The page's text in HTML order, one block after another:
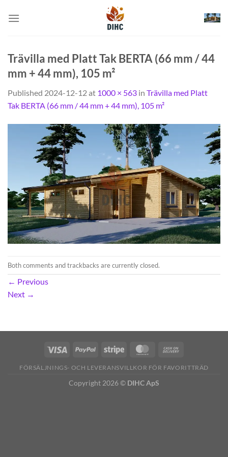
Trävilla med Platt Tak BERTA (66 mm / 44
mm + 44 mm), 105 m²
Published 2024-12-12at 1000 × 563 in Trävilla med Platt
Tak BERTA (66 mm / 44 mm + 44 mm), 105 m²
Both comments and trackbacks are currently closed.
← Previous
Next →
FÖRSÄLJNINGS- OCH LEVERANSVILLKOR FÖR FAVORITTRÄD
Copyright 2026 © DIHC ApS